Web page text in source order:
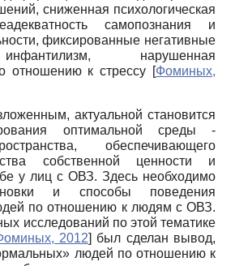
сниженная психологическая
самопознания и
фиксированные негативные
нарушенная
отношению к стрессу [Фоминых,
актуальной становится
оптимальной среды -
обеспечивающего
собственной ценности и
у лиц с ОВЗ. Здесь необходимо
и способы поведения
по отношению к людям с ОВЗ.
исследований по этой тематике
2012] был сделан вывод,
людей по отношению к